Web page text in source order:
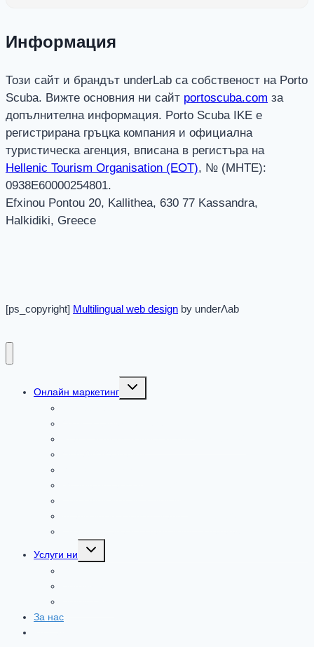
Информация
Този сайт и брандът underLab са собственост на Porto
Scuba. Вижте основния ни сайт portoscuba.com за
допълнителна информация. Porto Scuba IKE е
регистрирана гръцка компания и официална
туристическа агенция, вписана в регистъра на
Hellenic Tourism Organisation (EOT), № (MHTE):
0938E60000254801.
Efxinou Pontou 20, Kallithea, 630 77 Kassandra,
Halkidiki, Greece
[ps_copyright] Multilingual web design by underΛab
Онлайн маркетинг
Toggle
Услуги ни
Toggle
За нас